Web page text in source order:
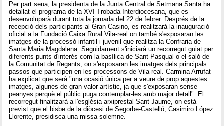
Per part seua, la presidenta de la Junta Central de Setmana Santa ha
detallat el programa de la XVI Trobada Interdiocesana, que es
desenvoluparà durant tota la jornada del 22 de febrer. Després de la
recepció dels participants al Gran Casino, es realitzarà la inauguració
oficial a la Fundació Caixa Rural Vila-real on també s'exposaran les
imatges de la processó infantil i juvenil que realitza la Confraria de
Santa Maria Magdalena. Seguidament s'iniciarà un recorregut guiat per
diferents punts d'interés com la basílica de Sant Pasqual o el saló de
la Comunitat de Regants, on s'exposaran les imatges dels principals
passos que participen en les processons de Vila-real. Carmina Arrufat
ha explicat que serà "una ocasió única per a veure de prop aquestes
imatges, algunes de gran valor artístic, ja que s'exposaran sense
peanyes perquè el públic puga contemplar-les amb major detall". El
recorregut finalitzarà a l'església arxiprestal Sant Jaume, on està
previst que el bisbe de la diòcesi de Segorbe-Castelló, Casimiro López
Llorente, presidisca una missa solemne.